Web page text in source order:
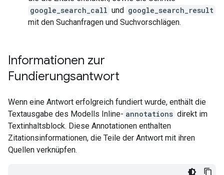
google_search_call und google_search_result
mit den Suchanfragen und Suchvorschlägen.
Informationen zur
Fundierungsantwort
Wenn eine Antwort erfolgreich fundiert wurde, enthält die
Textausgabe des Modells Inline- annotations direkt im
Textinhaltsblock. Diese Annotationen enthalten
Zitationsinformationen, die Teile der Antwort mit ihren
Quellen verknüpfen.